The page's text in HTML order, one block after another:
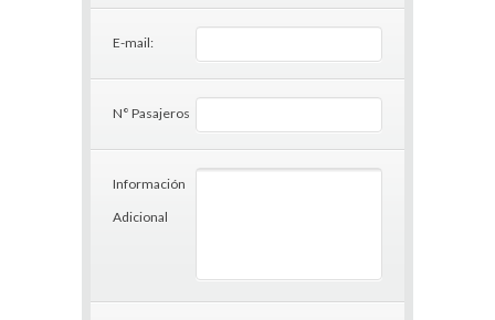
E-mail:
N° Pasajeros
Información
Adicional